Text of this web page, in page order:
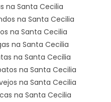
na Santa Cecilia
na Santa Cecilia
na Santa Cecilia
na Santa Cecilia
na Santa Cecilia
na Santa Cecilia
na Santa Cecilia
na Santa Cecilia